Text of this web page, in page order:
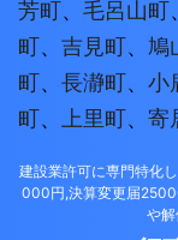
芳町、 毛呂山町、
町、 吉見町、 鳩
町、 長瀞町、 小
町、 上里町、 寄
建設業許可に専門特化
000円,決算変更届
や解